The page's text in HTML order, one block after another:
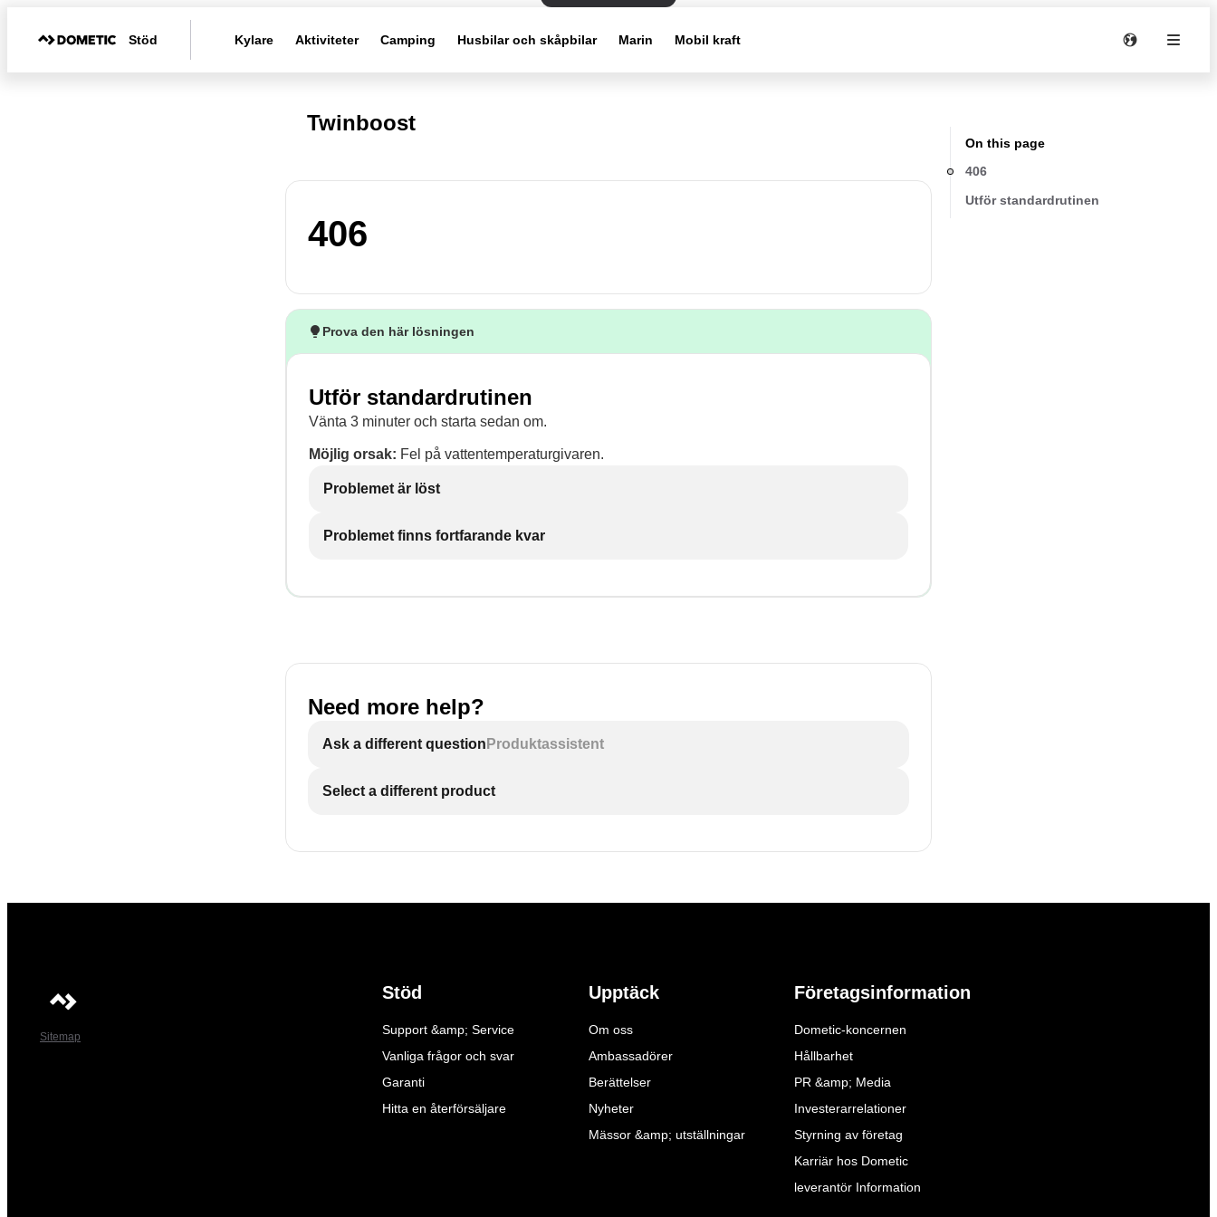
Stöd Kylare Aktiviteter Camping Husbilar och skåpbilar Marin Mobil kraft
Twinboost
406
Prova den här lösningen
Utför standardrutinen
Vänta 3 minuter och starta sedan om.
Möjlig orsak: Fel på vattentemperaturgivaren.
Problemet är löst
Problemet finns fortfarande kvar
Need more help?
Ask a different question Produktassistent
Select a different product
On this page
406
Utför standardrutinen
Sitemap
Stöd
Support &amp; Service
Vanliga frågor och svar
Garanti
Hitta en återförsäljare
Upptäck
Om oss
Ambassadörer
Berättelser
Nyheter
Mässor &amp; utställningar
Företagsinformation
Dometic-koncernen
Hållbarhet
PR &amp; Media
Investerarrelationer
Styrning av företag
Karriär hos Dometic
leverantör Information